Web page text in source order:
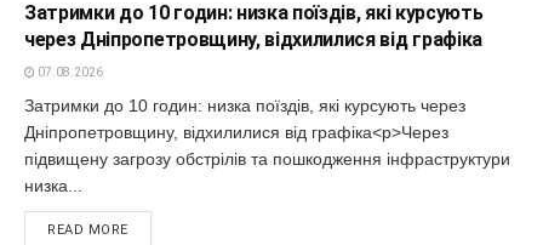
Затримки до 10 годин: низка поїздів, які курсують
через Дніпропетровщину, відхилилися від графіка
07.08.2026
Затримки до 10 годин: низка поїздів, які курсують через
Дніпропетровщину, відхилилися від графіка<p>Через
підвищену загрозу обстрілів та пошкодження інфраструктури
низка...
READ MORE